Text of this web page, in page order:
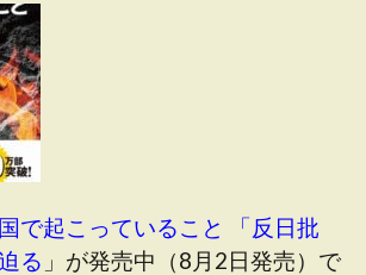
で起こっていること 「反日批
る 」が発売中（8月2日発売）で